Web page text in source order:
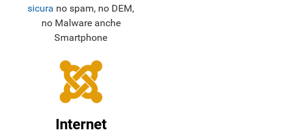
sicura no spam, no DEM,
no Malware anche
Smartphone
Internet